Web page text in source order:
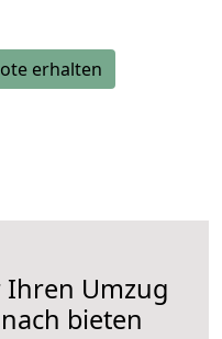
erhalten
Umzug
bieten